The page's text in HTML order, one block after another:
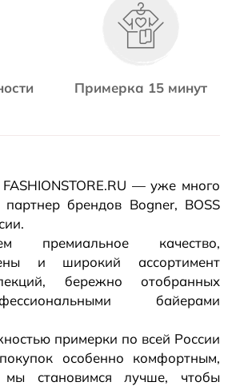
Примерка 15 минут
FASHIONSTORE.RU — уже много
брендов Bogner, BOSS
премиальное качество,
и широкий ассортимент
бережно отобранных
байерами
примерки по всей России
особенно комфортным,
становимся лучше, чтобы